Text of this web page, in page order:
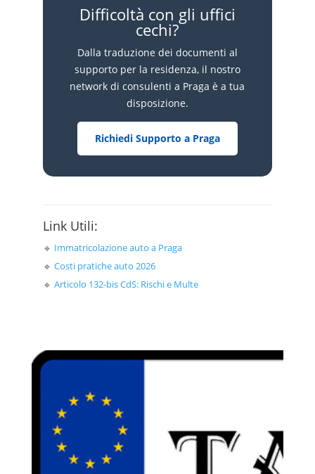
Difficoltà con gli uffici
cechi?
Dalla traduzione dei documenti al
supporto per la residenza, il nostro
network di consulenti a Praga è a tua
disposizione.
Richiedi Supporto a Praga
Link Utili:
🔹 Immatricolazione auto a Praga
🔹 Costi pratiche auto 2026
🔹 Articolo 132-bis CdS: Rischi e Multe